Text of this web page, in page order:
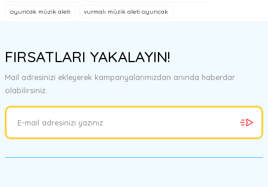
Ürün bilgilerinde hatalar bulunuyor.
Bu ürüne benzer farklı alternatifler olmalı.
oyuncak müzik aleti vurmalı müzik aleti oyuncak
FIRSATLARI YAKALAYIN!
Mail adresinizi ekleyerek kampanyalarımızdan anında haberdar
olabilirsiniz.